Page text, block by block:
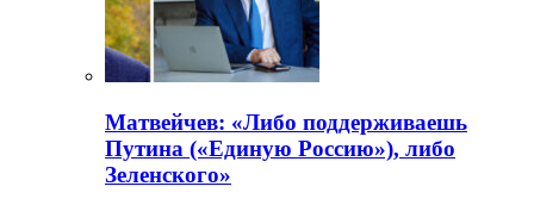
Матвейчев: «Либо поддерживаешь
Путина («Единую Россию»), либо
Зеленского»